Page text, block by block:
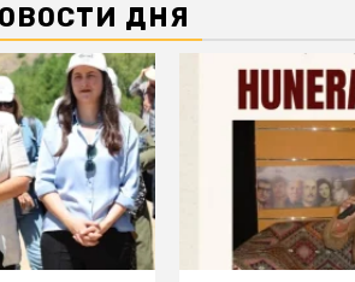
ДНЯ